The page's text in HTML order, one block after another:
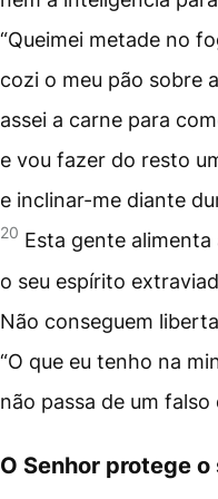
“Queimei metade no
cozi o meu pão sobre
assei a carne para
e vou fazer do resto
e inclinar-me diante
20 Esta gente
o seu espírito
Não conseguem
“O que eu tenho na
não passa de um falso
O Senhor protege